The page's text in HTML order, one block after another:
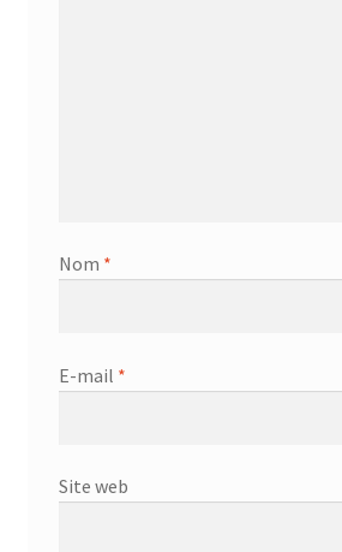
Nom *
E-mail *
Site web